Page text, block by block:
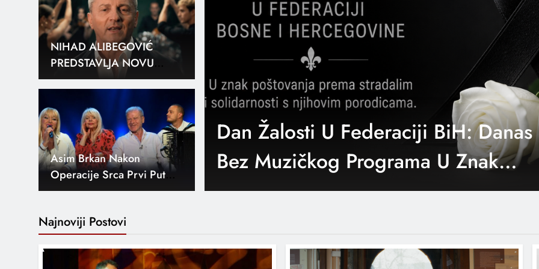
BiH: Danas
U Znak
NKA Predstavio Novu Pjesmu
“Udahni Ljubav” – Spoj Bosanske
Tradicije I Francuskog Muzičkog
Asim Brkan Nakon
Operacije Srca Prvi Put
Gostovao I Zapjevao Uživo
„Do Zvijezda“: Nova
Ljubavna Priča Dine
Džihića
Najnoviji Postovi